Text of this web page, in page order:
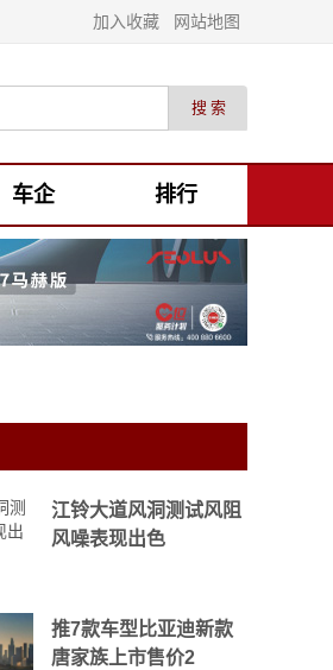
加入收藏 网站地图
车企 排行
江铃大道风洞测试风阻
风噪表现出色
推7款车型比亚迪新款
唐家族上市售价2